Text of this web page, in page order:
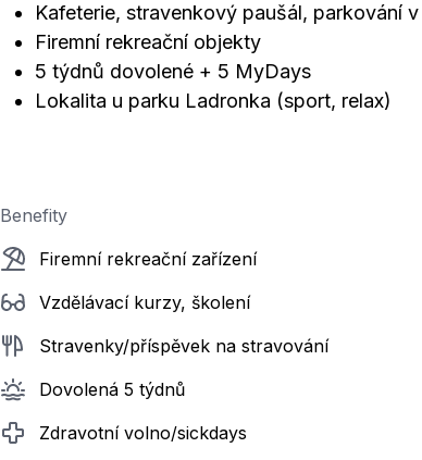
Kafeterie, stravenkový paušál, parkování v
Firemní rekreační objekty
5 týdnů dovolené + 5 MyDays
Lokalita u parku Ladronka (sport, relax)
Benefity
Firemní rekreační zařízení
Vzdělávací kurzy, školení
Stravenky/příspěvek na stravování
Dovolená 5 týdnů
Zdravotní volno/sickdays